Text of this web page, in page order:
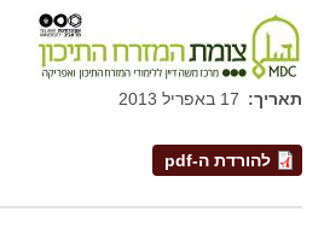
תאריך 17 באפריל 2013
להורדת ה-pdf